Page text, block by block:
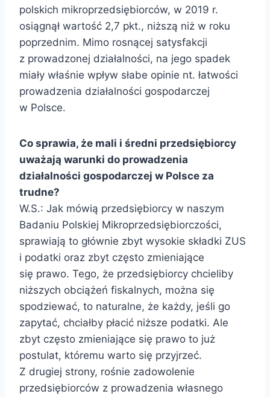
polskich mikroprzedsiębiorców, w 2019 r.
osiągnął wartość 2,7 pkt., niższą niż w roku
poprzednim. Mimo rosnącej satysfakcji
z prowadzonej działalności, na jego spadek
miały właśnie wpływ słabe opinie nt. łatwości
prowadzenia działalności gospodarczej
w Polsce.
Co sprawia, że mali i średni przedsiębiorcy
uważają warunki do prowadzenia
działalności gospodarczej w Polsce za
trudne?
W.S.: Jak mówią przedsiębiorcy w naszym
Badaniu Polskiej Mikroprzedsiębiorczości,
sprawiają to głównie zbyt wysokie składki ZUS
i podatki oraz zbyt często zmieniające
się prawo. Tego, że przedsiębiorcy chcieliby
niższych obciążeń fiskalnych, można się
spodziewać, to naturalne, że każdy, jeśli go
zapytać, chciałby płacić niższe podatki. Ale
zbyt często zmieniające się prawo to już
postulat, któremu warto się przyjrzeć.
Z drugiej strony, rośnie zadowolenie
przedsiębiorców z prowadzenia własnego